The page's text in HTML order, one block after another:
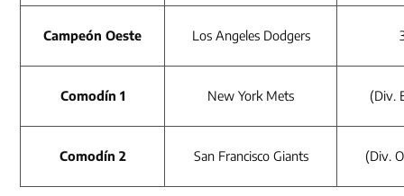
Campeón Oeste Los Angeles Dodgers
Comodín 1 New York Mets (Div.
Comodín 2 San Francisco Giants (Div.